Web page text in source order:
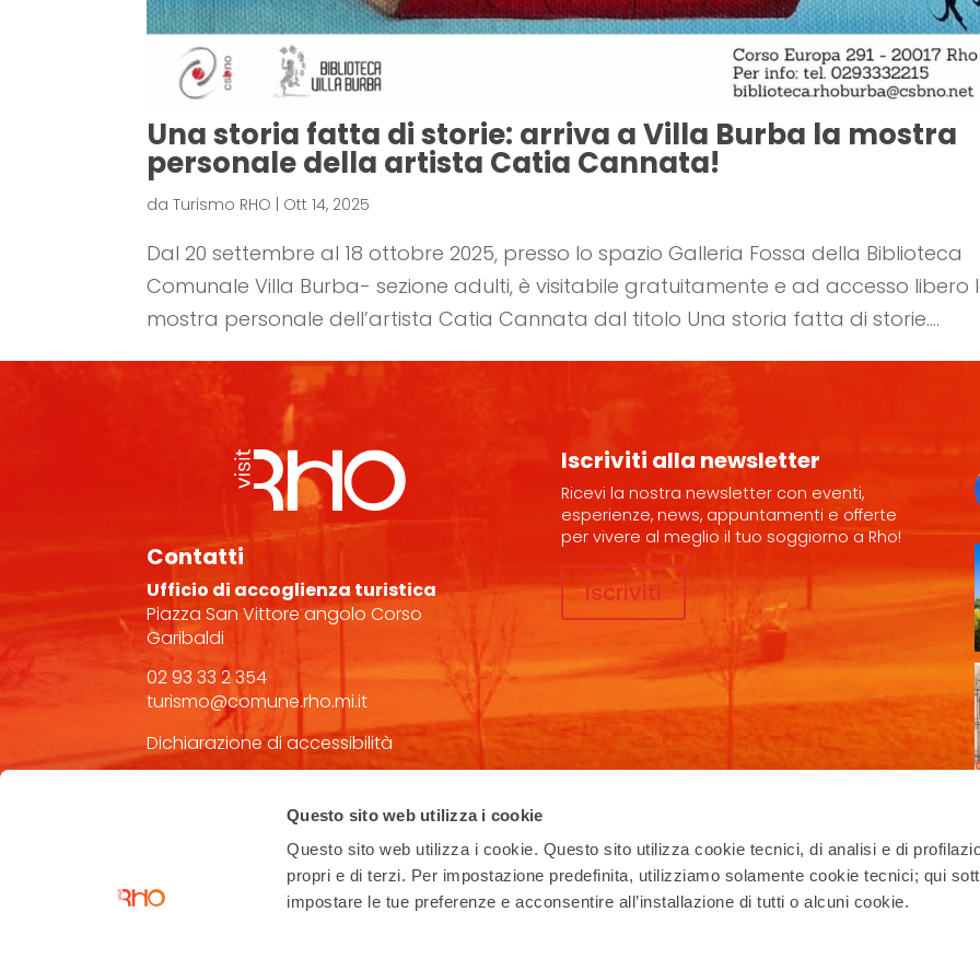
Questo sito web utilizza i cookie
Questo sito web utilizza i cookie. Questo sito utilizza cookie tecnici, di analisi e di
propri e di terzi. Per impostazione predefinita, utilizziamo solamente cookie tecnici; qui
impostare le tue preferenze e acconsentire all’installazione di tutti o alcuni cookie.
Una storia fatta di storie: arriva a Villa Burba la mostra
personale della artista Catia Cannata!
daTurismo RHO | Ott 14, 2025
Dal 20 settembre al 18 ottobre 2025, presso lo spazio Galleria Fossa della Biblioteca
Comunale Villa Burba- sezione adulti, è visitabile gratuitamente e ad accesso libero
mostra personale dell’artista Catia Cannata dal titolo Una storia fatta di storie....
Contatti
Ufficio di accoglienza turistica
Piazza San Vittore angolo Corso
Garibaldi
02 93 33 2 354
turismo@comune.rho.mi.it
Dichiarazione di accessibilità
Iscriviti alla newsletter
Ricevi la nostra newsletter con eventi,
esperienze, news, appuntamenti e offerte
per vivere al meglio il tuo soggiorno a Rho!
Iscriviti
Privacy Policy–Cookie Policy